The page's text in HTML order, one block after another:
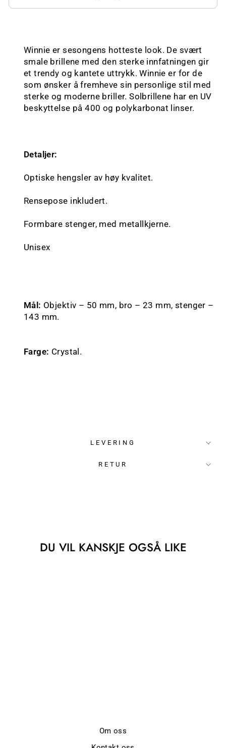
Winnie er sesongens hotteste look. De svært
smale brillene med den sterke innfatningen gir
et trendy og kantete uttrykk. Winnie er for de
som ønsker å fremheve sin personlige stil med
sterke og moderne briller. Solbrillene har en UV
beskyttelse på 400 og polykarbonat linser.
Detaljer:
Optiske hengsler av høy kvalitet.
Rensepose inkludert.
Formbare stenger, med metallkjerne.
Unisex
Mål: Objektiv – 50 mm, bro – 23 mm, stenger –
143 mm.
Farge: Crystal.
LEVERING
RETUR
DU VIL KANSKJE OGSÅ LIKE
Om oss